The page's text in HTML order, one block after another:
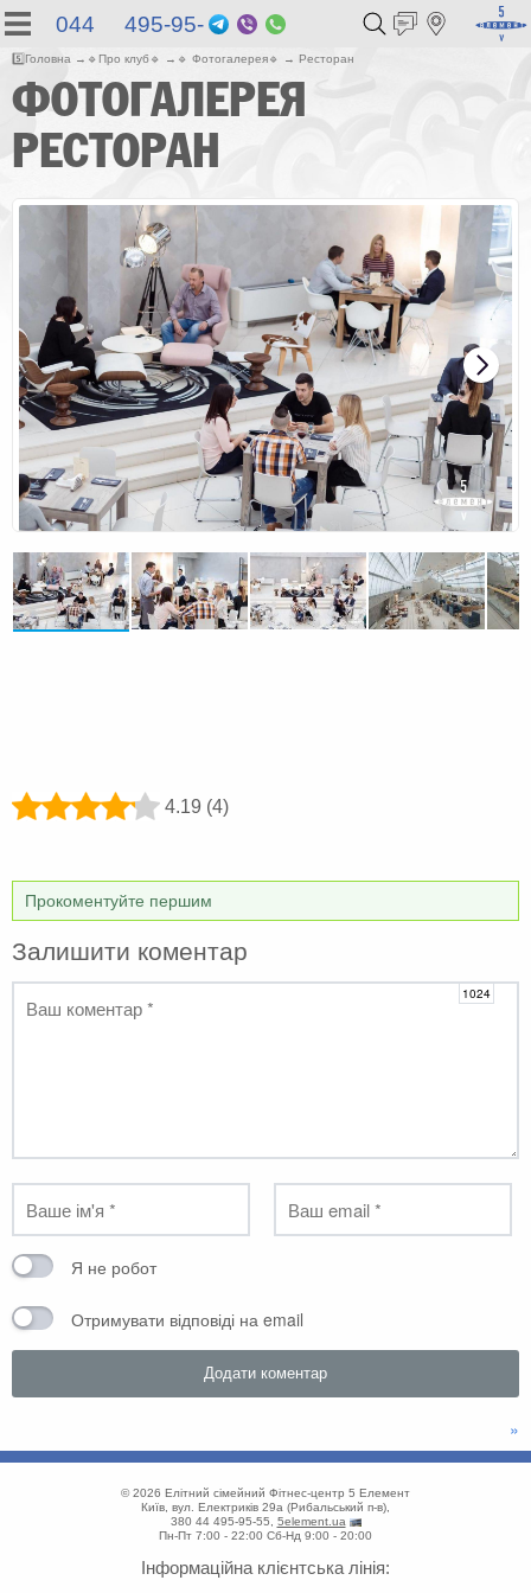
044 495-95-
Telegram
ViberWhatsApp
5️⃣Головна 🔹Про клуб🔹 🔹 Фотогалерея🔹 Ресторан
ФОТОГАЛЕРЕЯ
РЕСТОРАН
4.19 (4)
Прокоментуйте першим
Залишити коментар
Я не робот
Отримувати відповіді на email
»
© 2026 Елітний сімейний Фітнес-центр 5 Елемент
Київ, вул. Електриків 29а (Рибальський п-в),
380 44 495-95-55, 5element.ua
Пн-Пт 7:00 - 22:00 Сб-Нд 9:00 - 20:00
Інформаційна клієнтська лінія: